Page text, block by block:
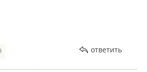
ответить